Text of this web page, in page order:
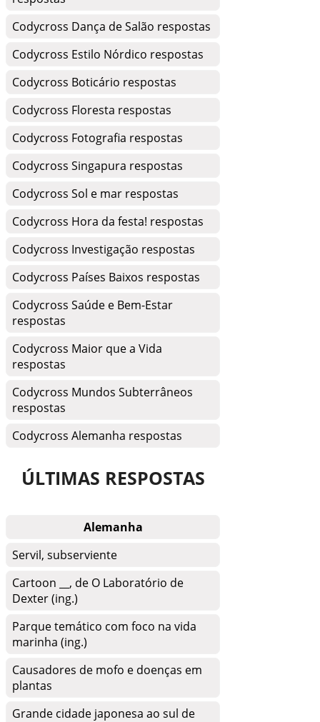
Codycross Dança de Salão respostas
Codycross Estilo Nórdico respostas
Codycross Boticário respostas
Codycross Floresta respostas
Codycross Fotografia respostas
Codycross Singapura respostas
Codycross Sol e mar respostas
Codycross Hora da festa! respostas
Codycross Investigação respostas
Codycross Países Baixos respostas
Codycross Saúde e Bem-Estar
respostas
Codycross Maior que a Vida
respostas
Codycross Mundos Subterrâneos
respostas
Codycross Alemanha respostas
ÚLTIMAS RESPOSTAS
Alemanha
Servil, subserviente
Cartoon __, de O Laboratório de
Dexter (ing.)
Parque temático com foco na vida
marinha (ing.)
Causadores de mofo e doenças em
plantas
Grande cidade japonesa ao sul de